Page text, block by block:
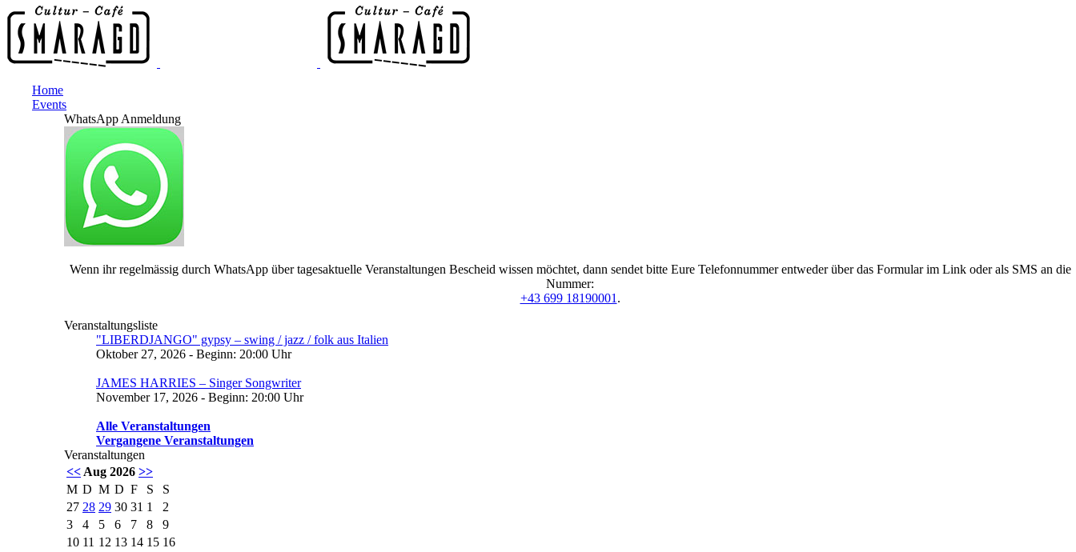
Home
Events
WhatsApp Anmeldung
Wenn ihr regelmässig durch WhatsApp über tagesaktuelle Veranstaltungen Bescheid wissen möchtet, dann sendet bitte Eure Telefonnummer entweder über das Formular im Link oder als SMS an die
Nummer:
+43 699 18190001 .
Veranstaltungsliste
"LIBERDJANGO" gypsy – swing / jazz / folk aus Italien
Oktober 27, 2026 - Beginn: 20:00 Uhr
JAMES HARRIES – Singer Songwriter
November 17, 2026 - Beginn: 20:00 Uhr
Alle Veranstaltungen
Vergangene Veranstaltungen
Veranstaltungen
<< Aug 2026 >>
M D M D F S
S
27 28 29 30 31 1
2
3
4 5 6 7 8
9
10 11 12 13 14 15 16